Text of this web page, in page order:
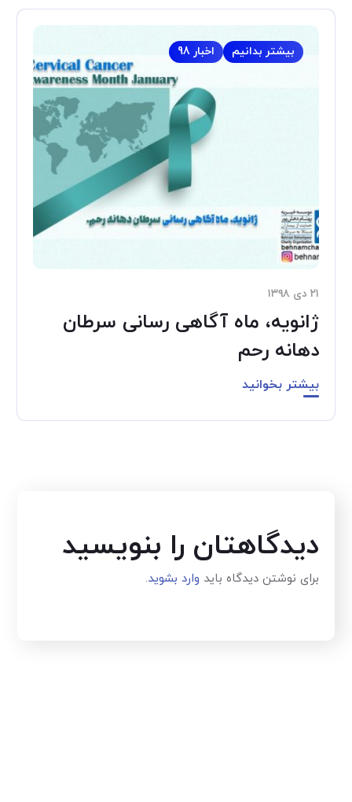
اخبار 98 بیشتر بدانیم
۲۱ دی ۱۳۹۸
ژانویه، ماه آگاهی رسانی سرطان
دهانه رحم
بیشتر بخوانید
دیدگاهتان را بنویسید
برای نوشتن دیدگاه باید وارد بشوید.